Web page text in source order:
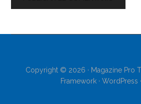
Copyright © 2026 · Magazine Pro
Framework· WordPress ·